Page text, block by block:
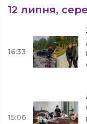
12 липня,
16:33
15:06